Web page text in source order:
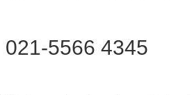
5566 4345